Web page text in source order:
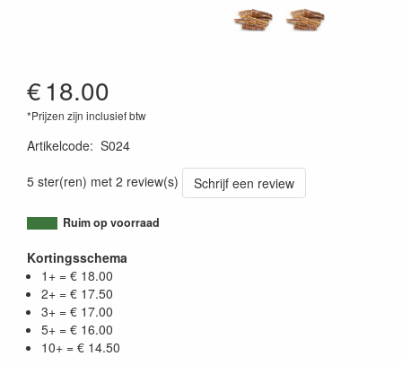
€18.00
*Prijzen zijn inclusief btw
Artikelcode: S024
5 ster(ren) met 2 review(s)
Schrijf een review
Ruim op voorraad
Kortingsschema
1+ = € 18.00
2+ = € 17.50
3+ = € 17.00
5+ = € 16.00
10+ = € 14.50